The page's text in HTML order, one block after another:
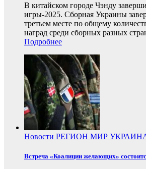
В китайском городе Чэнду
игры-2025. Сборная Украины
третьем месте по общему
наград среди сборных разных
Подробнее
Новости РЕГИОН МИР
Встреча «Коалиции желающих»